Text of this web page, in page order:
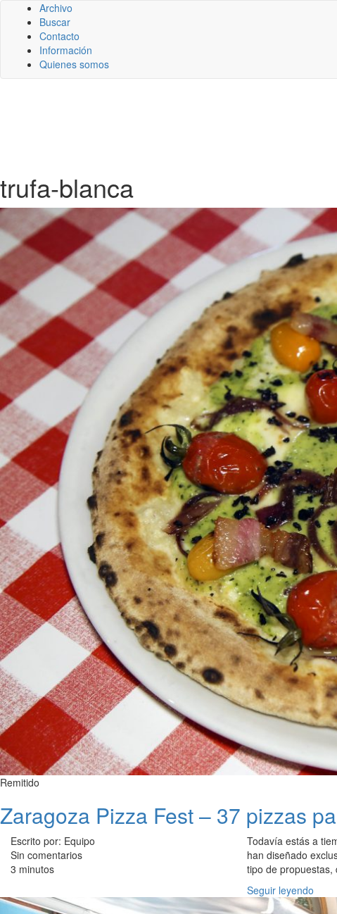
Archivo
Buscar
Contacto
Información
Quienes somos
trufa-blanca
Remitido
Zaragoza Pizza Fest – 37 pizzas
Escrito por: Equipo
Sin comentarios
3 minutos
Todavía estás a
han diseñado
tipo de propuestas,
Seguir leyendo